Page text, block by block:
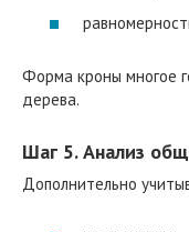
Форма кроны многое
дерева.
Шаг 5. Анализ
Дополнительно